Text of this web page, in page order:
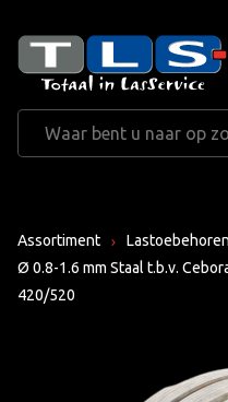
Assortiment Lastoebehoren
Ø 0.8-1.6 mm Staal t.b.v.
420/520